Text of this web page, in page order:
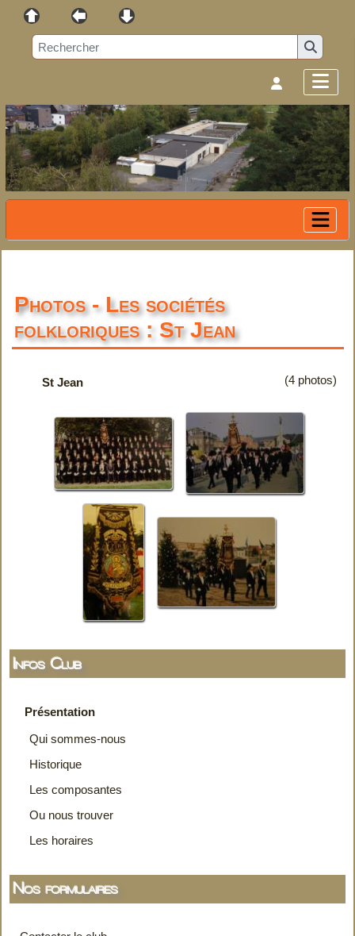
Infos Club
Présentation
Qui sommes-nous
Historique
Les composantes
Ou nous trouver
Les horaires
Nos formulaires
Photos - Les sociétés
folkloriques : St Jean
St Jean (4 photos)